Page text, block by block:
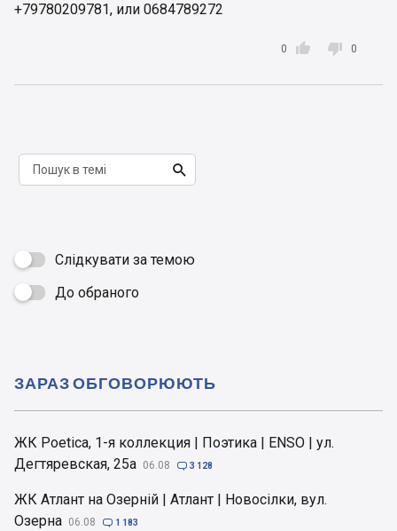
+79780209781, или 0684789272

0  0

Слідкувати за темою
 До обраного
ЖК Poetica, 1-я коллекция | Поэтика | ENSO | ул.
Дегтяревская, 25а 06.08  3 128
ЖК Атлант на Озерній | Атлант | Новосілки, вул.
Озерна 06.08  1 183
ЗАРАЗ ОБГОВОРЮЮТЬ